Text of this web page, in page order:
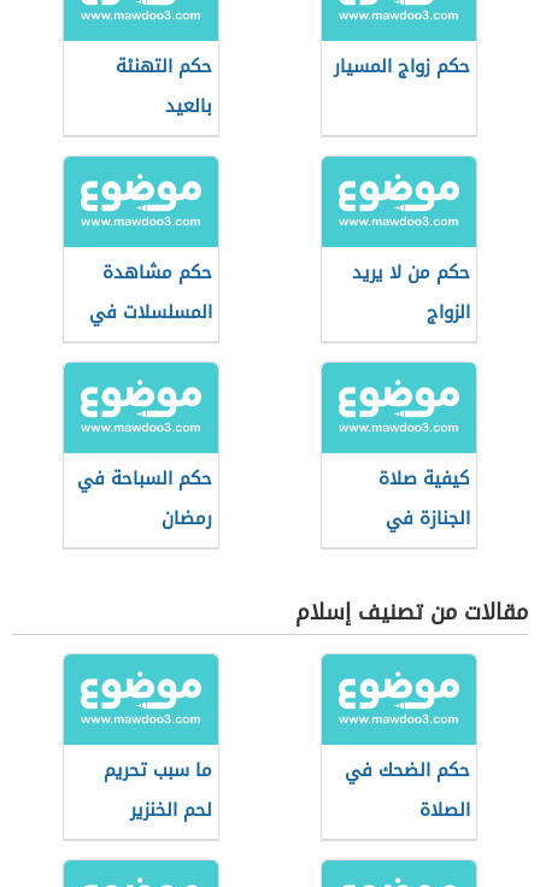
حكم زواج المسيار
حكم التهنئة
بالعيد
حكم من لا يريد
الزواج
حكم مشاهدة
المسلسلات في
رمضان
كيفية صلاة
الجنازة في
المذاهب الأربعة
حكم السباحة في
رمضان
مقالات من تصنيف إسلام
حكم الضحك في
الصلاة
ما سبب تحريم
لحم الخنزير